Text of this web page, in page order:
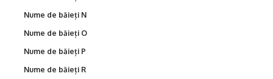
Nume de băieți N
Nume de băieți O
Nume de băieți P
Nume de băieți R